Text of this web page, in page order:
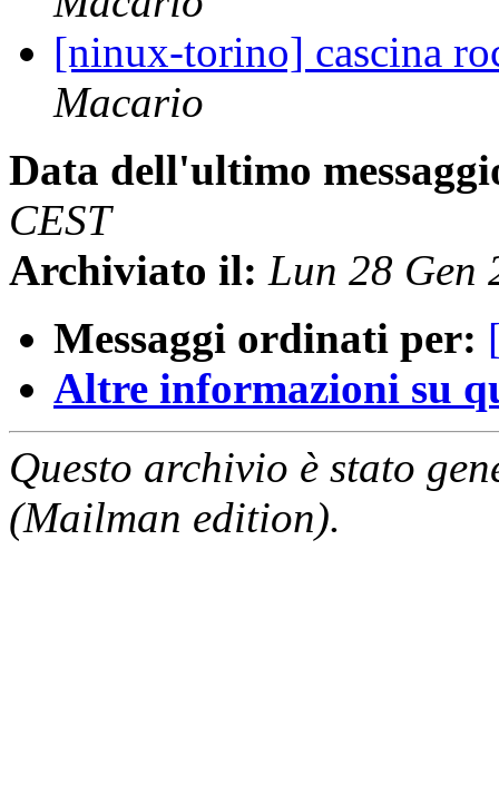
[ninux-torino] cascina
Macario
Data dell'ultimo
CEST
Archiviato il: Lun 28 Gen
Messaggi ordinati per:
Altre informazioni su
Questo archivio è stato
(Mailman edition).